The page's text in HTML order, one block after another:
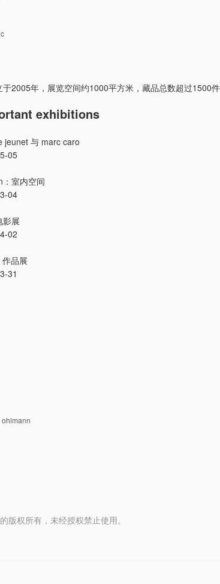
2005年，展览空间约1000平方米，藏品总数超过1500
exhibitions
jeunet 与 marc caro
05
室内空间
04
影展
02
品展
31
ohlmann
版权所有，未经授权禁止使用。